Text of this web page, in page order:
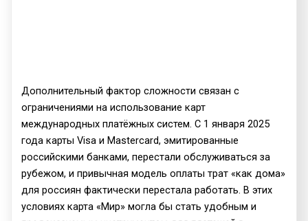
Дополнительный фактор сложности связан с
ограничениями на использование карт
международных платёжных систем. С 1 января 2025
года карты Visa и Mastercard, эмитированные
российскими банками, перестали обслуживаться за
рубежом, и привычная модель оплаты трат «как дома»
для россиян фактически перестала работать. В этих
условиях карта «Мир» могла бы стать удобным и